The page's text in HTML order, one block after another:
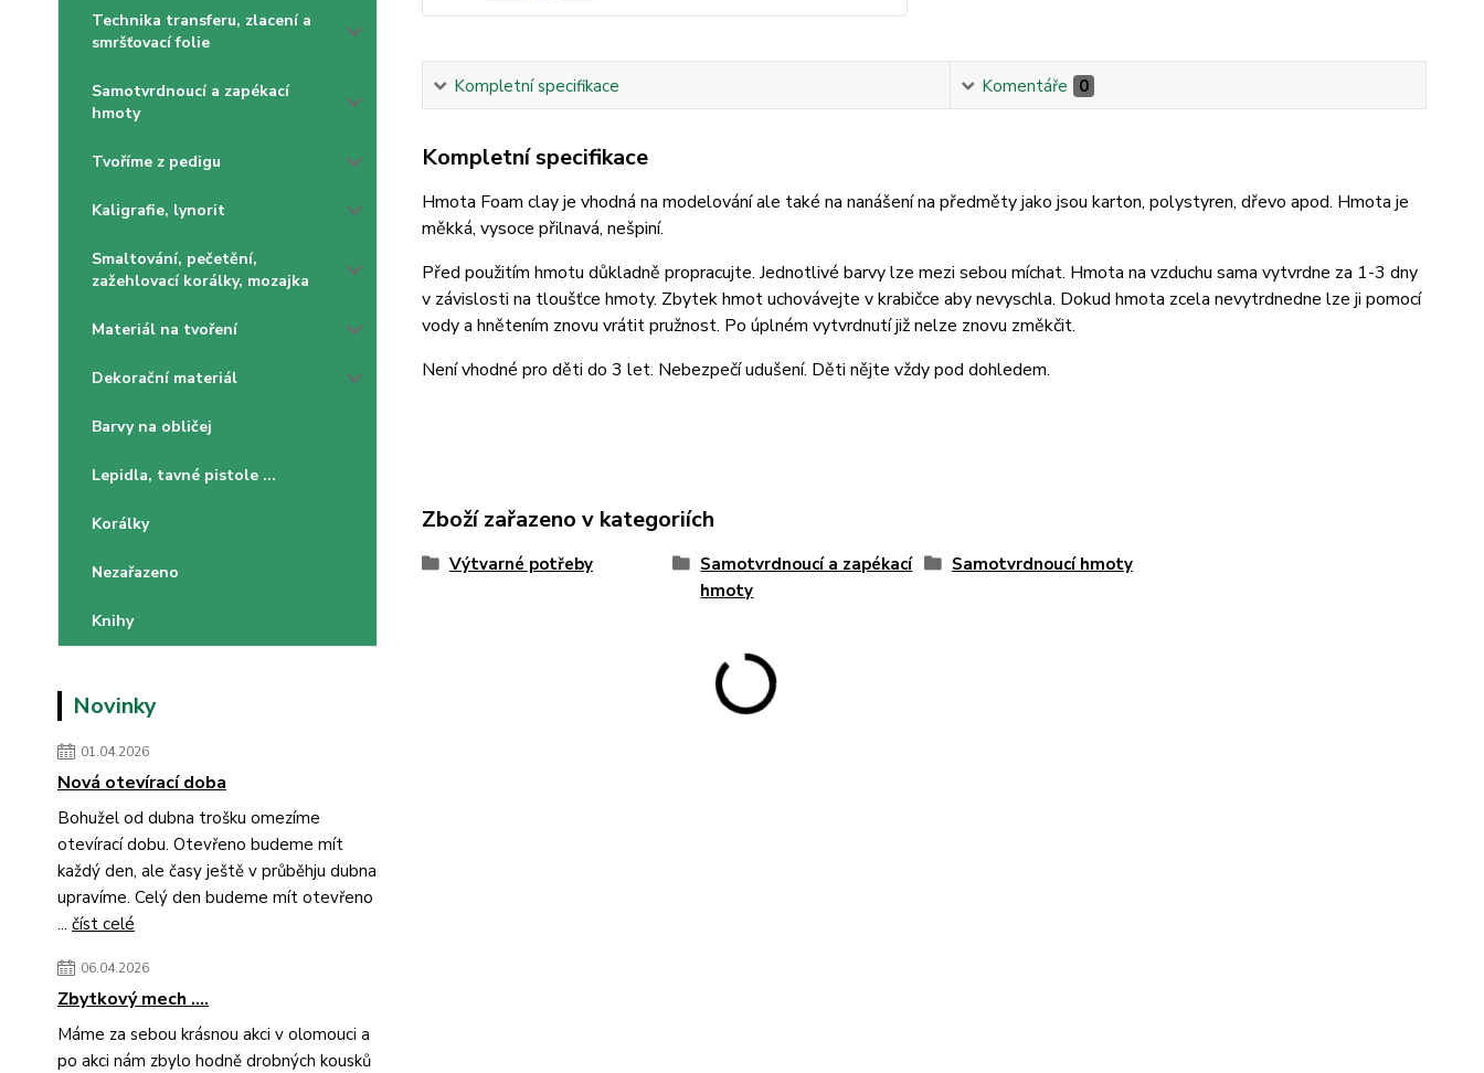
Technika transferu, zlacení a
smršťovací folie
Samotvrdnoucí a zapékací
hmoty
Tvoříme z pedigu
Kaligrafie, lynorit
Smaltování, pečetění,
zažehlovací korálky, mozajka
Materiál na tvoření
Dekorační materiál
Barvy na obličej
Lepidla, tavné pistole ...
Korálky
Nezařazeno
Knihy
Novinky
01.04.2026
Nová otevírací doba
Bohužel od dubna trošku omezíme
otevírací dobu. Otevřeno budeme mít
každý den, ale časy ještě v průběhju dubna
upravíme. Celý den budeme mít otevřeno
... číst celé
06.04.2026
Zbytkový mech ....
Máme za sebou krásnou akci v olomouci a
po akci nám zbylo hodně drobných kousků
Kompletní specifikace Komentáře 0
Kompletní specifikace
Hmota Foam clay je vhodná na modelování ale také na nanášení na předměty jako jsou karton, polystyren, dřevo apod. Hmota je
měkká, vysoce přilnavá, nešpiní.
Před použitím hmotu důkladně propracujte. Jednotlivé barvy lze mezi sebou míchat. Hmota na vzduchu sama vytvrdne za 1-3 dny
v závislosti na tloušťce hmoty. Zbytek hmot uchovávejte v krabičce aby nevyschla. Dokud hmota zcela nevytrdnedne lze ji pomocí
vody a hnětením znovu vrátit pružnost. Po úplném vytvrdnutí již nelze znovu změkčit.
Není vhodné pro děti do 3 let. Nebezpečí udušení. Děti nějte vždy pod dohledem.
Zboží zařazeno v kategoriích
Výtvarné potřeby
Samotvrdnoucí a zapékací
hmoty
Samotvrdnoucí hmoty